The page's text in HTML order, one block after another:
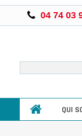
04 74 03
QUI